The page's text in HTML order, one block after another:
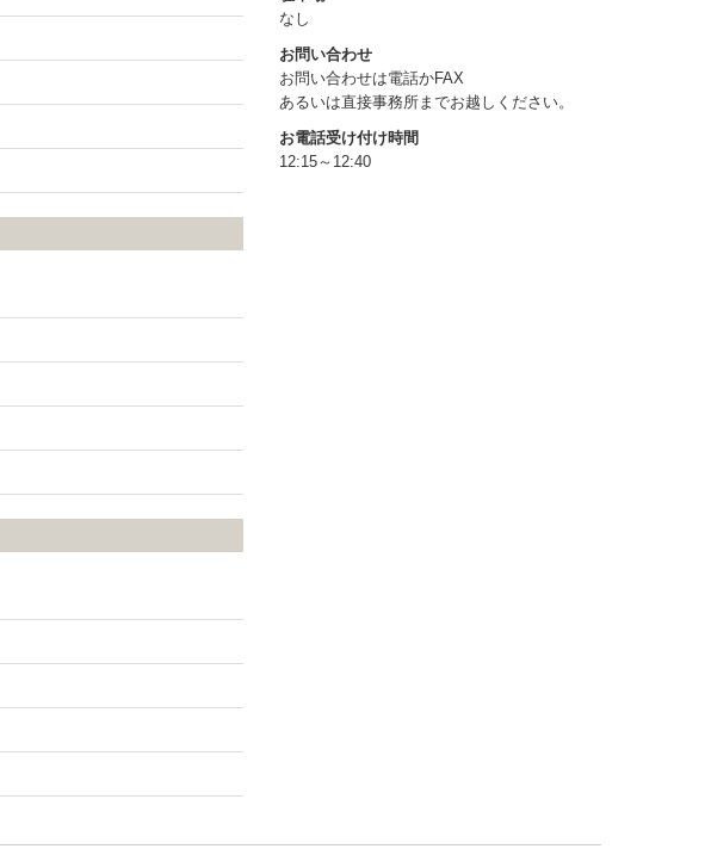
なし
お問い合わせ
お問い合わせは電話かFAX
あるいは直接事務所までお越しください。
お電話受け付け時間
12:15～12:40